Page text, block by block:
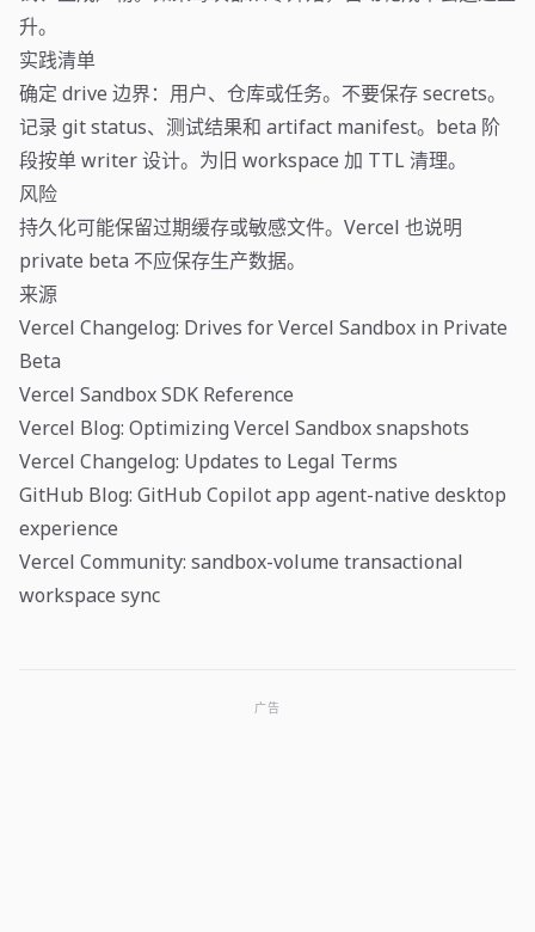
升。
实践清单
确定 drive 边界：用户、仓库或任务。不要保存 secrets。
记录 git status、测试结果和 artifact manifest。beta 阶
段按单 writer 设计。为旧 workspace 加 TTL 清理。
风险
持久化可能保留过期缓存或敏感文件。Vercel 也说明
private beta 不应保存生产数据。
来源
Vercel Changelog: Drives for Vercel Sandbox in Private
Beta
Vercel Sandbox SDK Reference
Vercel Blog: Optimizing Vercel Sandbox snapshots
Vercel Changelog: Updates to Legal Terms
GitHub Blog: GitHub Copilot app agent-native desktop
experience
Vercel Community: sandbox-volume transactional
workspace sync
广告